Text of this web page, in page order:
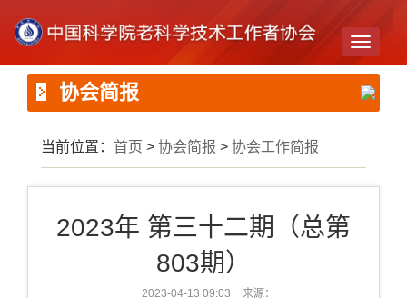
Toggle
协会简报
当前位置： 首页 > 协会简报 > 协会工作简报
2023年 第三十二期（总第
803期）
2023-04-13 09:03 来源：